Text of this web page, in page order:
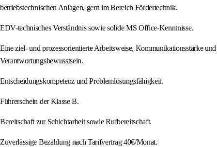
betriebstechnischen Anlagen, gern im Bereich Fördertechnik.
EDV-technisches Verständnis sowie solide MS Office-Kenntnisse.
Eine ziel- und prozessorientierte Arbeitsweise, Kommunikationsstärke und
Verantwortungsbewusstsein.
Entscheidungskompetenz und Problemlösungsfähigkeit.
Führerschein der Klasse B.
Bereitschaft zur Schichtarbeit sowie Rufbereitschaft.
Zuverlässige Bezahlung nach Tarifvertrag 40€/Monat.